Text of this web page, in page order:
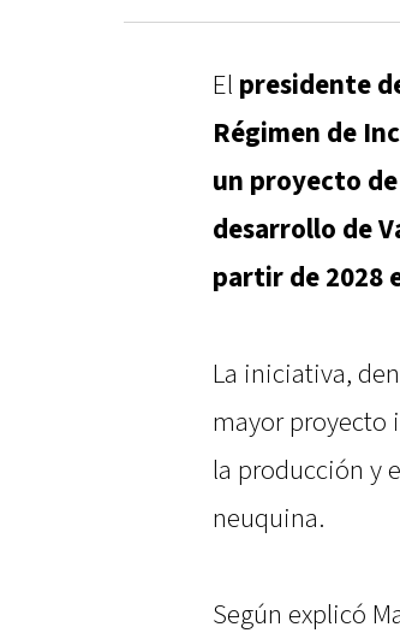
El presidente
Régimen de
un proyecto
desarrollo de
partir de 2028
La iniciativa,
mayor proyecto
la producción y
neuquina.
Según explicó